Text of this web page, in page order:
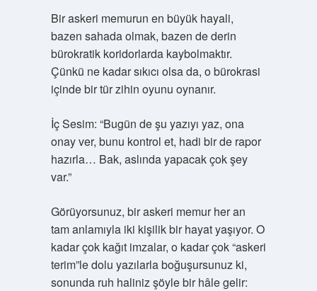
Bir askeri memurun en büyük hayali,
bazen sahada olmak, bazen de derin
bürokratik koridorlarda kaybolmaktır.
Çünkü ne kadar sıkıcı olsa da, o bürokrasi
içinde bir tür zihin oyunu oynanır.
İç Sesim: “Bugün de şu yazıyı yaz, ona
onay ver, bunu kontrol et, hadi bir de rapor
hazırla… Bak, aslında yapacak çok şey
var.”
Görüyorsunuz, bir askeri memur her an
tam anlamıyla iki kişilik bir hayat yaşıyor. O
kadar çok kağıt imzalar, o kadar çok “askeri
terim”le dolu yazılarla boğuşursunuz ki,
sonunda ruh haliniz şöyle bir hâle gelir: